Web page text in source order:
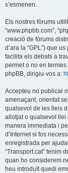
s’esmenen.
Els nostres fòrums
“www.phpbb.com”,
creació de fòrums
d’ara la “GPL”) que
facilita els debats a
permet o no en
phpBB, dirigiu-vos a:
Accepteu no publicar
amenaçant, orientat
qualsevol de les lleis
allotjat o qualsevol llei
manera immediata i
d’Internet si fos
enregistrada per
“Transport.cat” tenim
quan ho considerem
heu introduït quedi